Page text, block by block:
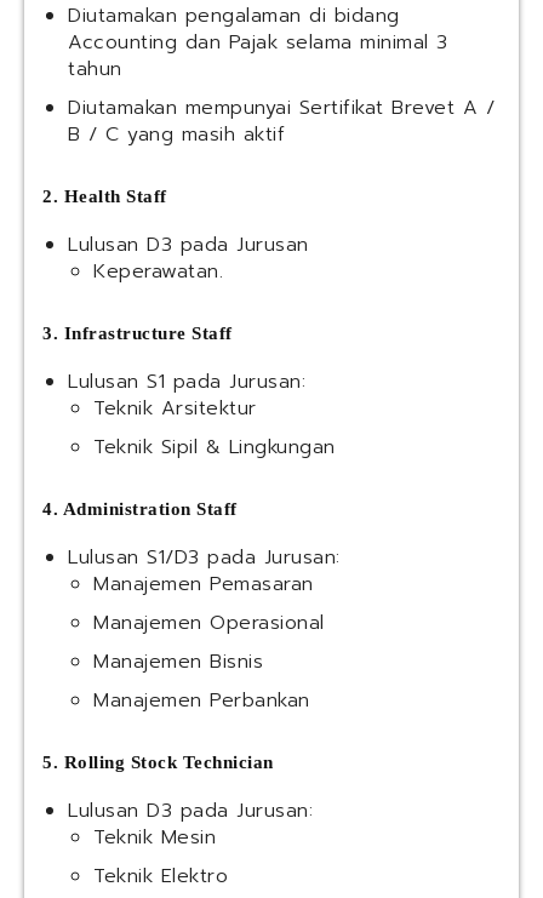
Diutamakan pengalaman di bidang
Accounting dan Pajak selama minimal 3
tahun
Diutamakan mempunyai Sertifikat Brevet A /
B / C yang masih aktif
2. Health Staff
Lulusan D3 pada Jurusan
Keperawatan.
3. Infrastructure Staff
Lulusan S1 pada Jurusan:
Teknik Arsitektur
Teknik Sipil & Lingkungan
4. Administration Staff
Lulusan S1/D3 pada Jurusan:
Manajemen Pemasaran
Manajemen Operasional
Manajemen Bisnis
Manajemen Perbankan
5. Rolling Stock Technician
Lulusan D3 pada Jurusan:
Teknik Mesin
Teknik Elektro